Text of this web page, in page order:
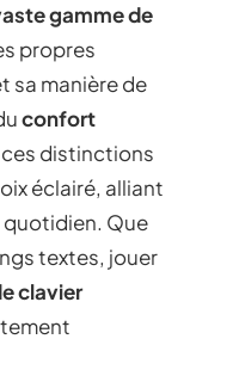
gamme de
propres
sa manière de
confort
ces distinctions
éclairé, alliant
Que
textes, jouer
clavier